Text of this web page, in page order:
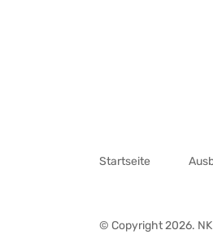
Startseite
© Copyright 2026.